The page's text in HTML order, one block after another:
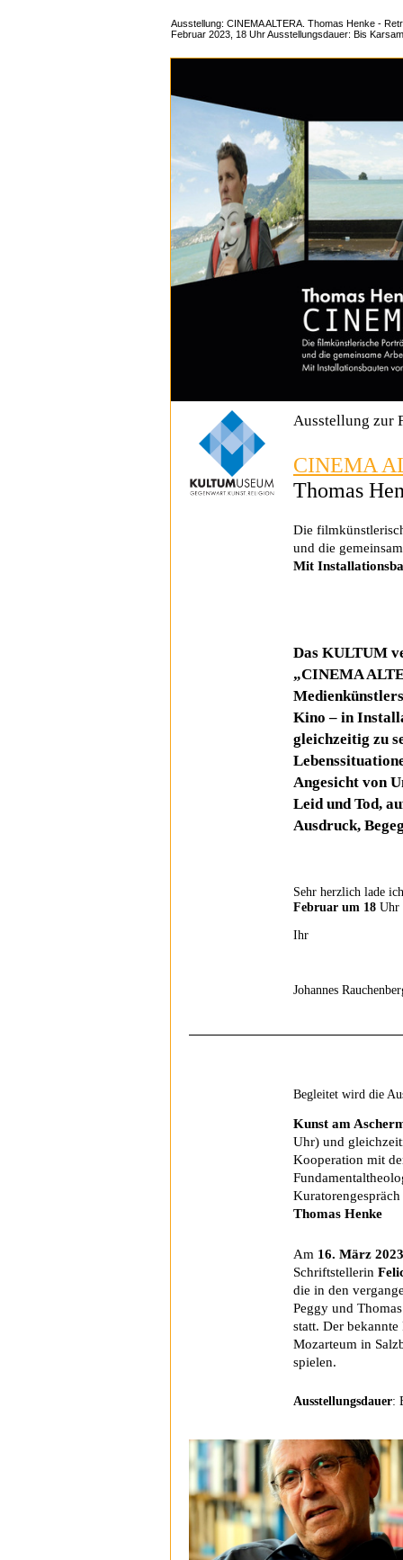
Ausstellung: CINEMA ALTERA. Thomas Henke -
Februar 2023, 18 Uhr Ausstellungsdauer: Bis
Ausstellung zur
CINEMA
Thomas
Die
und die
Mit
Das KULTUM
„CINEMA
Kino – in
gleichzeitig zu
Angesicht von
Leid und Tod,
Ausdruck,
Sehr herzlich lade
Februar um 18 Uhr
Ihr
Johannes
Begleitet wird die
Kunst am
Uhr) und
Kooperation mit
Thomas Henke
Am 16. März 2023
Schriftstellerin
die in den
Peggy und
statt. Der
Mozarteum in
spielen.
Ausstellungsdauer: